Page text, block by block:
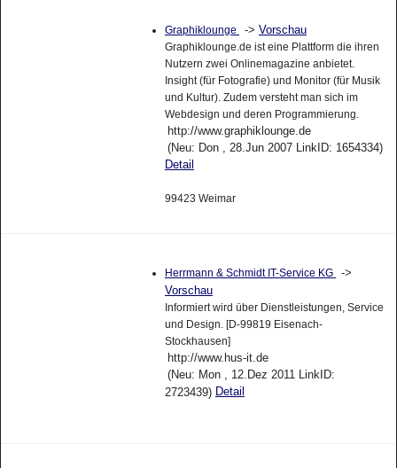
Graphiklounge -> Vorschau
Graphiklounge.de ist eine Plattform die ihren
Nutzern zwei Onlinemagazine anbietet.
Insight (für Fotografie) und Monitor (für Musik
und Kultur). Zudem versteht man sich im
Webdesign und deren Programmierung.
http://www.graphiklounge.de
(Neu: Don , 28.Jun 2007 LinkID: 1654334)
Detail
99423 Weimar
Herrmann & Schmidt IT-Service KG
->
Vorschau
Informiert wird über Dienstleistungen, Service
und Design. [D-99819 Eisenach-
Stockhausen]
http://www.hus-it.de
(Neu: Mon , 12.Dez 2011 LinkID:
2723439) Detail